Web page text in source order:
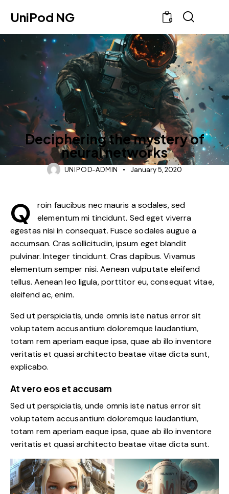
UniPod NG 0
CASES
Deciphering the mystery of
neural networks
UNIPOD-ADMIN January 5, 2020
Q
roin faucibus nec mauris a sodales, sed
elementum mi tincidunt. Sed eget viverra
egestas nisi in consequat. Fusce sodales augue a
accumsan. Cras sollicitudin, ipsum eget blandit
pulvinar. Integer tincidunt. Cras dapibus. Vivamus
elementum semper nisi. Aenean vulputate eleifend
tellus. Aenean leo ligula, porttitor eu, consequat vitae,
eleifend ac, enim.
Sed ut perspiciatis, unde omnis iste natus error sit
voluptatem accusantium doloremque laudantium,
totam rem aperiam eaque ipsa, quae ab illo inventore
veritatis et quasi architecto beatae vitae dicta sunt,
explicabo.
At vero eos et accusam
Sed ut perspiciatis, unde omnis iste natus error sit
voluptatem accusantium doloremque laudantium,
totam rem aperiam eaque ipsa, quae ab illo inventore
veritatis et quasi architecto beatae vitae dicta sunt.